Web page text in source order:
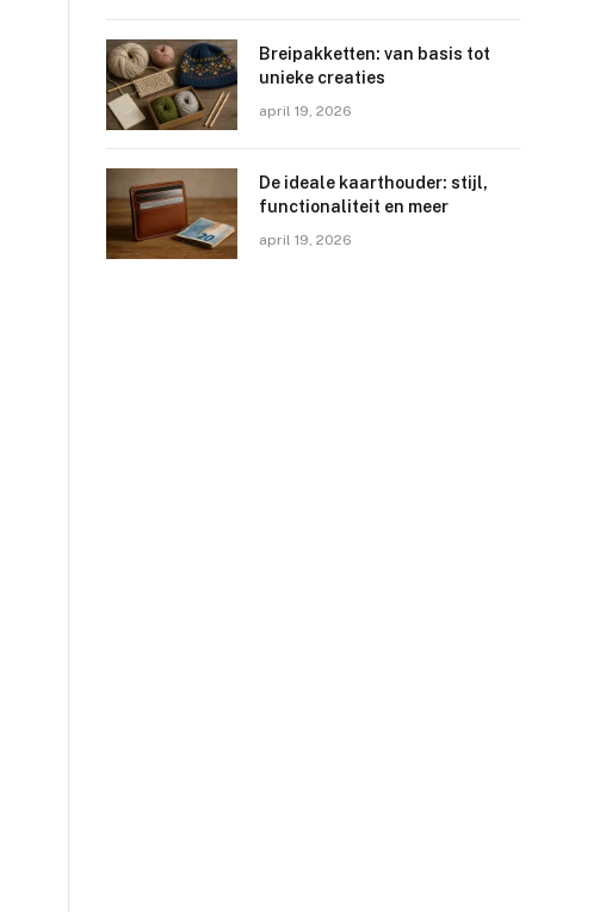
Breipakketten: van basis tot
unieke creaties
april 19, 2026
De ideale kaarthouder: stijl,
functionaliteit en meer
april 19, 2026